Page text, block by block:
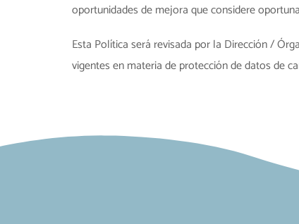
oportunidades de mejora que considere
Esta Política será revisada por la Dirección /
vigentes en materia de protección de datos de